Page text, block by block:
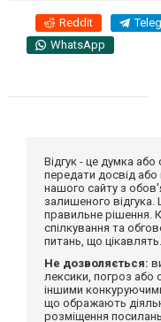
Reddit
WhatsApp
Відгук - це думка
передати досвід
нашого сайту з
залишеного
правильне рішення.
спілкування та
питань, що цікавлять.
Не дозволяється:
лексики, погроз або
іншими
що ображають
розміщення